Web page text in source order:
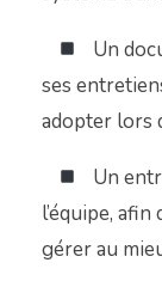
Un
ses
adopter lors
Un
l’équipe, afin
gérer au